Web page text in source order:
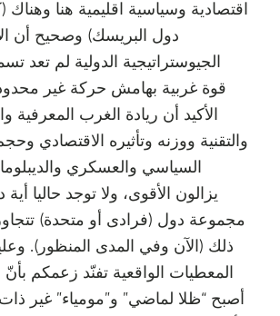
اقتصادية وسياسية اقليمية هنا وهناك
دول البريسك) وصحيح أن
الجيوستراتيجية الدولية لم تعد
قوة غربية بهامش حركة غير
الأكيد أن ريادة الغرب المعرفية
والتقنية ووزنه وتأثيره الاقتصادي
السياسي والعسكري
يزالون الأقوى، ولا توجد حاليا أية
مجموعة دول (فرادى أو متحدة)
ذلك (الآن وفي المدى المنظور).
المعطيات الواقعية تفنّد زعمكم
أصبح “ظلا لماضي” و”مومياء” غير